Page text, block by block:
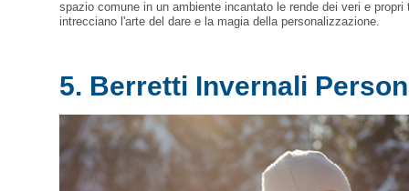
spazio comune in un ambiente incantato le rende dei veri e
intrecciano l'arte del dare e la magia della personalizzazione.
5. Berretti Invernali